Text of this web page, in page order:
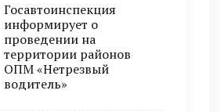
Госавтоинспекция
информирует о
проведении на
территории районов
ОПМ «Нетрезвый
водитель»